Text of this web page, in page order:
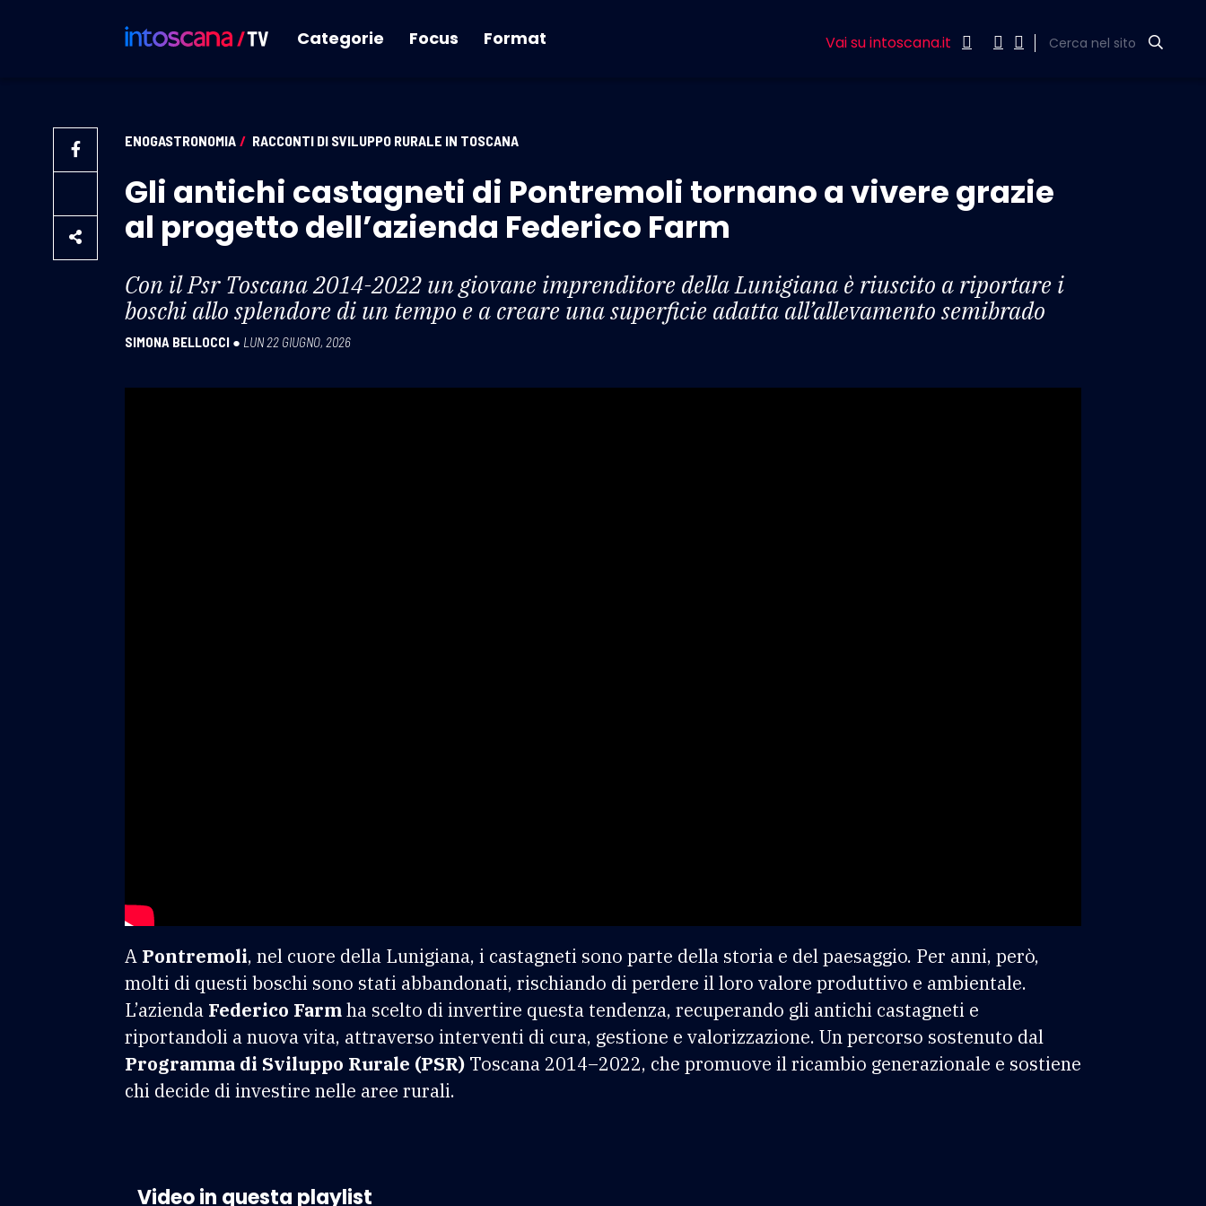
Categorie Focus Format Vai su intoscana.it Cerca nel sito
ENOGASTRONOMIA / RACCONTI DI SVILUPPO RURALE IN TOSCANA
Gli antichi castagneti di Pontremoli tornano a vivere grazie
al progetto dell’azienda Federico Farm
Con il Psr Toscana 2014-2022 un giovane imprenditore della Lunigiana è riuscito a riportare i
boschi allo splendore di un tempo e a creare una superficie adatta all’allevamento semibrado
SIMONA BELLOCCI ● LUN 22 GIUGNO, 2026
A Pontremoli, nel cuore della Lunigiana, i castagneti sono parte della storia e del paesaggio. Per anni, però,
molti di questi boschi sono stati abbandonati, rischiando di perdere il loro valore produttivo e ambientale.
L’azienda Federico Farmha scelto di invertire questa tendenza, recuperando gli antichi castagneti e
riportandoli a nuova vita, attraverso interventi di cura, gestione e valorizzazione. Un percorso sostenuto dal
Programma di Sviluppo Rurale (PSR) Toscana 2014–2022, che promuove il ricambio generazionale e sostiene
chi decide di investire nelle aree rurali.
Video in questa playlist